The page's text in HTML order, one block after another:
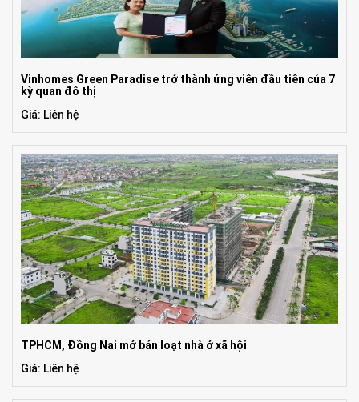
Vinhomes Green Paradise trở thành ứng viên đầu tiên của 7
kỳ quan đô thị
Giá: Liên hệ
TPHCM, Đồng Nai mở bán loạt nhà ở xã hội
Giá: Liên hệ